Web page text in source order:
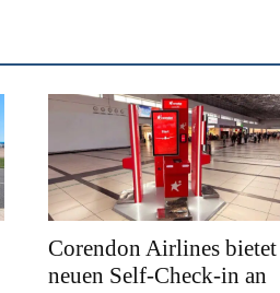
Corendon Airlines bietet
neuen Self-Check-in an